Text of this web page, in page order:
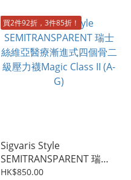
買2件92折，3件85折！
Sigvaris Style
SEMITRANSPARENT 瑞士
絲維亞醫療漸進式四個骨二
HK$850.00